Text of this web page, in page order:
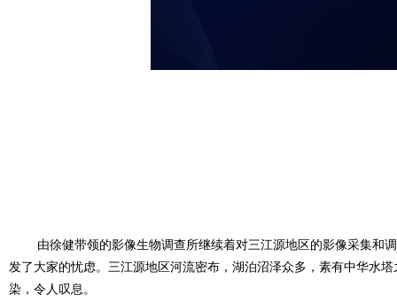
由徐健带领的影像生物调查所继续着对三江源地区的影像采集和调
发了大家的忧虑。三江源地区河流密布，湖泊沼泽众多，素有中华水
染，令人叹息。